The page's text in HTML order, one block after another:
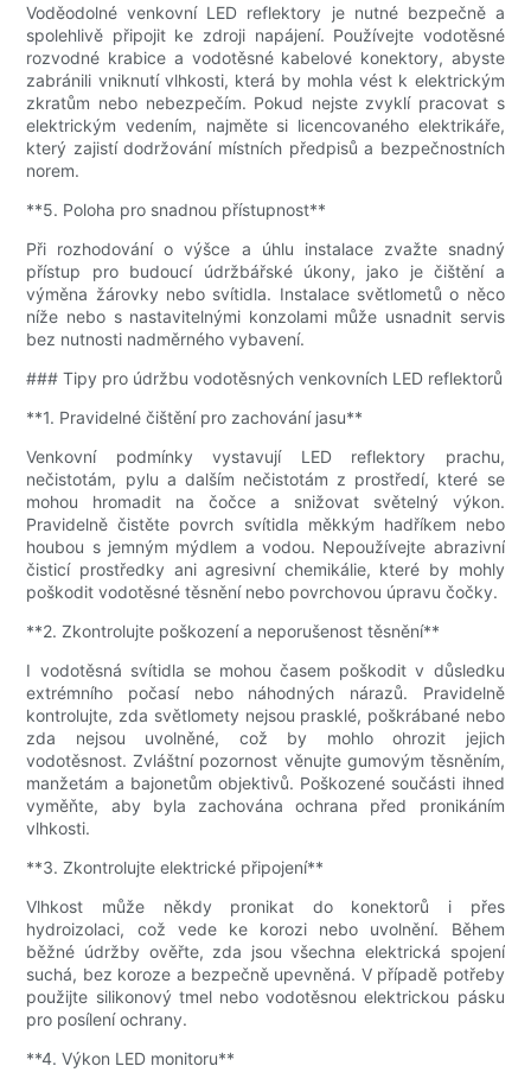
Voděodolné venkovní LED reflektory je nutné bezpečně a
spolehlivě připojit ke zdroji napájení. Používejte vodotěsné
rozvodné krabice a vodotěsné kabelové konektory, abyste
zabránili vniknutí vlhkosti, která by mohla vést k elektrickým
zkratům nebo nebezpečím. Pokud nejste zvyklí pracovat s
elektrickým vedením, najměte si licencovaného elektrikáře,
který zajistí dodržování místních předpisů a bezpečnostních
norem.
**5. Poloha pro snadnou přístupnost**
Při rozhodování o výšce a úhlu instalace zvažte snadný
přístup pro budoucí údržbářské úkony, jako je čištění a
výměna žárovky nebo svítidla. Instalace světlometů o něco
níže nebo s nastavitelnými konzolami může usnadnit servis
bez nutnosti nadměrného vybavení.
### Tipy pro údržbu vodotěsných venkovních LED reflektorů
**1. Pravidelné čištění pro zachování jasu**
Venkovní podmínky vystavují LED reflektory prachu,
nečistotám, pylu a dalším nečistotám z prostředí, které se
mohou hromadit na čočce a snižovat světelný výkon.
Pravidelně čistěte povrch svítidla měkkým hadříkem nebo
houbou s jemným mýdlem a vodou. Nepoužívejte abrazivní
čisticí prostředky ani agresivní chemikálie, které by mohly
poškodit vodotěsné těsnění nebo povrchovou úpravu čočky.
**2. Zkontrolujte poškození a neporušenost těsnění**
I vodotěsná svítidla se mohou časem poškodit v důsledku
extrémního počasí nebo náhodných nárazů. Pravidelně
kontrolujte, zda světlomety nejsou prasklé, poškrábané nebo
zda nejsou uvolněné, což by mohlo ohrozit jejich
vodotěsnost. Zvláštní pozornost věnujte gumovým těsněním,
manžetám a bajonetům objektivů. Poškozené součásti ihned
vyměňte, aby byla zachována ochrana před pronikáním
vlhkosti.
**3. Zkontrolujte elektrické připojení**
Vlhkost může někdy pronikat do konektorů i přes
hydroizolaci, což vede ke korozi nebo uvolnění. Během
běžné údržby ověřte, zda jsou všechna elektrická spojení
suchá, bez koroze a bezpečně upevněná. V případě potřeby
použijte silikonový tmel nebo vodotěsnou elektrickou pásku
pro posílení ochrany.
**4. Výkon LED monitoru**